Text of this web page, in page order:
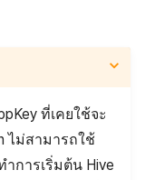
ที่เคยใช้จะ
ไม่สามารถใช้
ำการเริ่มต้น Hive